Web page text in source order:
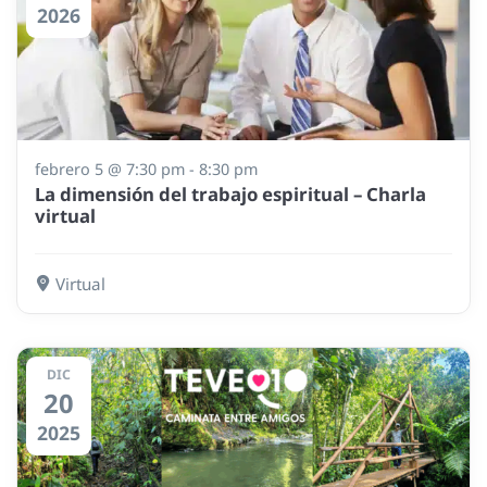
2026
febrero 5 @ 7:30 pm - 8:30 pm
La dimensión del trabajo espiritual – Charla
virtual
Virtual
DIC
20
2025